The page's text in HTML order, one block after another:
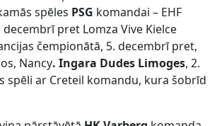
spēles PSG komandai – EHF
pret Lomza Vive Kielce
čempionātā, 5. decembrī pret,
Nancy. Ingara Dudes Limoges, 2.
spēli ar Creteil komandu, kura šobrīd